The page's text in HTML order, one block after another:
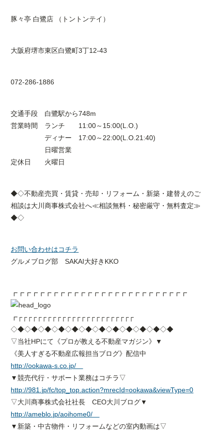
豚々亭 白鷺店 （トントンテイ）
大阪府堺市東区白鷺町3丁12-43
072-286-1886
交通手段 白鷺駅から748m
営業時間 ランチ 11:00～15:00(L.O.)
ディナー 17:00～22:00(L.O.21:40)
日曜営業
定休日 火曜日
◆◇不動産売買・賃貸・売却・リフォーム・新築・建替えのご
相談は大川商事株式会社へ≪相談無料・秘密厳守・無料査定≫
◆◇
お問い合わせはコチラ
グルメブログ部 SAKAI大好きKKO
┏┏┏┏┏┏┏┏┏┏┏┏┏┏┏┏┏┏┏┏┏┏┏┏┏┏
┏┌┌┌┌┌┌┌┌┌┌┌┌┌┌┌┌┌┌┌┌┌┌┌┌
◇◆◇◆◇◆◇◆◇◆◇◆◇◆◇◆◇◆◇◆◇◆◇◆
▽当社HPにて《プロが教える不動産マガジン》▼
《美人すぎる不動産広報担当ブログ》配信中
http://ookawa-s.co.jp/
▼競売代行・サポート業務はコチラ▽
http://981.jp/fc/top_top.action?mrecId=ookawa&viewType=0
▽大川商事株式会社社長 CEO大川ブログ▼
http://ameblo.jp/aoihome0/
▼新築・中古物件・リフォームなどの室内動画は▽